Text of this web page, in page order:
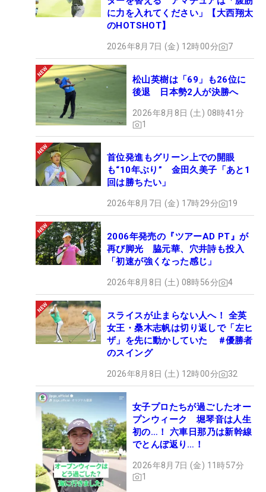
に力を入れてください」【大西翔太
のHOTSHOT】
2026年8月7日 (金) 12時00分 7
松山英樹は「69」も26位に
後退 日本勢2人が決勝へ
2026年8月8日 (土) 08時41分
1
首位発進もグリーン上での開眼
も“10年ぶり” 金田久美子「あと1
回は勝ちたい」
2026年8月7日 (金) 17時29分 19
2006年発売の『ツアーAD PT』が
再び脚光 脇元華、穴井詩も投入
「初速が強くなった感じ」
2026年8月8日 (土) 08時56分 4
スライスが止まらない人へ！ 全英
女王・桑木志帆は切り返しで「左ヒ
ザ」を先に動かしていた #優勝者
のスイング
2026年8月8日 (土) 12時00分 32
女子プロたちが過ごしたオー
プンウィーク 堀琴音は人生
初の…！ 六車日那乃は新幹線
でとんぼ返り…！
2026年8月7日 (金) 11時57分
1